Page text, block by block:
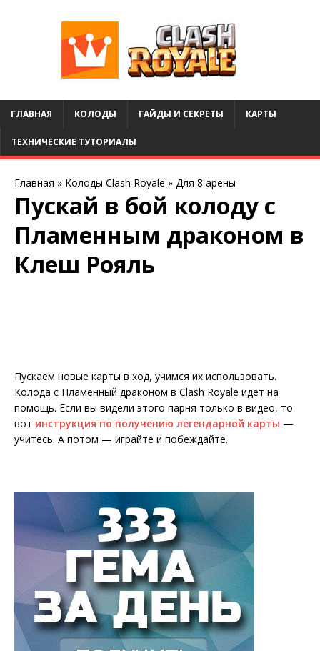
ГЛАВНАЯ КОЛОДЫ ГАЙДЫ И СЕКРЕТЫ КАРТЫ
ТЕХНИЧЕСКИЕ ТУТОРИАЛЫ
Главная » Колоды Clash Royale » Для 8 арены
Пускай в бой колоду с
Пламенным драконом в
Клеш Рояль
Пускаем новые карты в ход, учимся их использовать.
Колода с Пламенный драконом в Clash Royale идет на
помощь. Если вы видели этого парня только в видео, то
вот инструкция по получению легендарной карты —
учитесь. А потом — играйте и побеждайте.